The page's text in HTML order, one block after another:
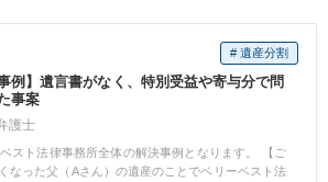
# 遺産分割
例】遺言書がなく、特別受益や寄与分で問
事案
護士
スト法律事務所全体の解決事例となります。 【ご
なった父（Aさん）の遺産のことでベリーベスト法